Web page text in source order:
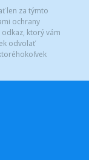
len za týmto
ochrany
ktorý vám
odvolať